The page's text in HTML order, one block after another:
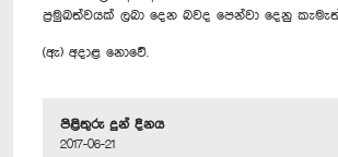
ප්‍රමුඛත්වයක් ලබා දෙන බවද පෙන්වා දෙනු
(ඇ) අදාළ නොවේ.
පිළිතුරු දුන් දිනය
2017-06-21